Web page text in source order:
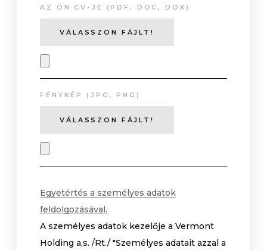
AZ ÖN CV-JE (PDF, DOC, DOX)
VÁLASSZON FÁJLT!
FÉNYKÉP (JPG, PNG)
VÁLASSZON FÁJLT!
Egyetértés a személyes adatok
feldolgozásával.
A személyes adatok kezelője a Vermont
Holding a,s. /Rt./ "Személyes adatait azzal a